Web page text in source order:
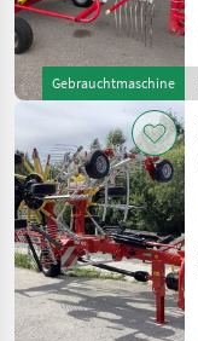
Gebrauchtmaschine